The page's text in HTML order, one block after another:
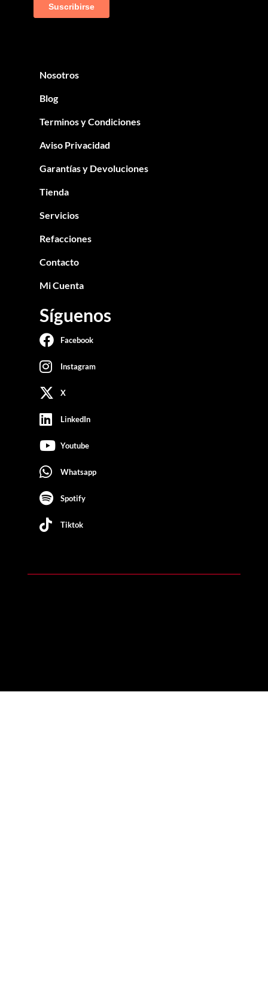
Nosotros
Blog
Terminos y Condiciones
Aviso Privacidad
Garantías y Devoluciones
Tienda
Servicios
Refacciones
Contacto
Mi Cuenta
Síguenos
Facebook
Instagram
X
LinkedIn
Youtube
Whatsapp
Spotify
Tiktok